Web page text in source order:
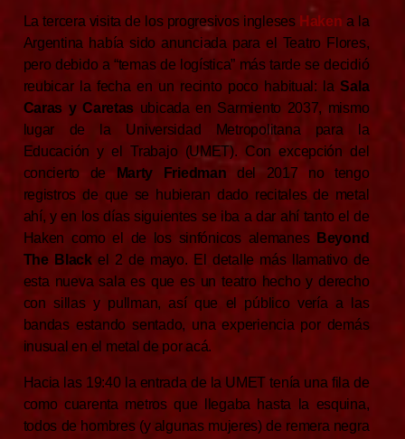
La tercera visita de los progresivos ingleses Haken a la
Argentina había sido anunciada para el Teatro Flores,
pero debido a “temas de logística” más tarde se decidió
reubicar la fecha en un recinto poco habitual: laSala
Caras y Caretas ubicada en Sarmiento 2037, mismo
lugar de la Universidad Metropolitana para la
Educación y el Trabajo (UMET). Con excepción del
concierto de Marty Friedman del 2017 no tengo
registros de que se hubieran dado recitales de metal
ahí, y en los días siguientes se iba a dar ahí tanto el de
Haken como el de los sinfónicos alemanes Beyond
The Blackel 2 de mayo. El detalle más llamativo de
esta nueva sala es que es un teatro hecho y derecho
con sillas y pullman, así que el público vería a las
bandas estando sentado, una experiencia por demás
inusual en el metal de por acá.
Hacia las 19:40 la entrada de la UMET tenía una fila de
como cuarenta metros que llegaba hasta la esquina,
todos de hombres (y algunas mujeres) de remera negra